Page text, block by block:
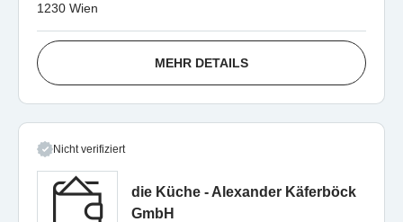
1230 Wien
MEHR DETAILS
Nicht verifiziert
die Küche - Alexander Käferböck
GmbH